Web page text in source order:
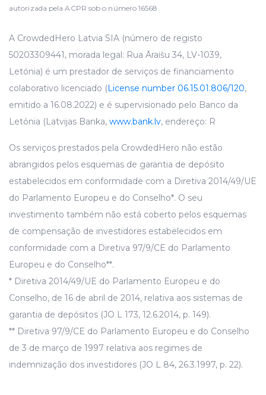
autorizada pela ACPR sob o número 16568.
A CrowdedHero Latvia SIA (número de registo
50203309441, morada legal: Rua Āraišu 34, LV-1039,
Letónia) é um prestador de serviços de financiamento
colaborativo licenciado (License number 06.15.01.806/120,
emitido a 16.08.2022) e é supervisionado pelo Banco da
Letónia (Latvijas Banka, www.bank.lv, endereço: R
Os serviços prestados pela CrowdedHero não estão
abrangidos pelos esquemas de garantia de depósito
estabelecidos em conformidade com a Diretiva 2014/49/UE
do Parlamento Europeu e do Conselho*. O seu
investimento também não está coberto pelos esquemas
de compensação de investidores estabelecidos em
conformidade com a Diretiva 97/9/CE do Parlamento
Europeu e do Conselho**.
* Diretiva 2014/49/UE do Parlamento Europeu e do
Conselho, de 16 de abril de 2014, relativa aos sistemas de
garantia de depósitos (JO L 173, 12.6.2014, p. 149).
** Diretiva 97/9/CE do Parlamento Europeu e do Conselho
de 3 de março de 1997 relativa aos regimes de
indemnização dos investidores (JO L 84, 26.3.1997, p. 22).